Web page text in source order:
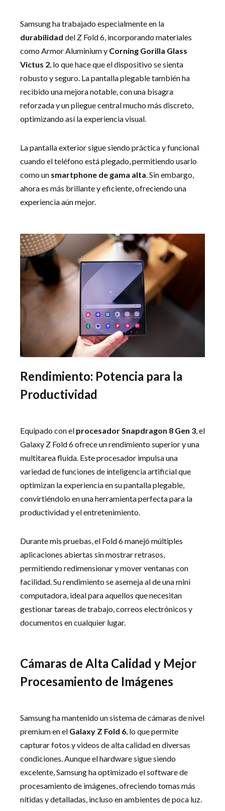
Samsung ha trabajado especialmente en la
durabilidad del Z Fold 6, incorporando materiales
como Armor Aluminium y Corning Gorilla Glass
Victus 2, lo que hace que el dispositivo se sienta
robusto y seguro. La pantalla plegable también ha
recibido una mejora notable, con una bisagra
reforzada y un pliegue central mucho más discreto,
optimizando así la experiencia visual.
La pantalla exterior sigue siendo práctica y funcional
cuando el teléfono está plegado, permitiendo usarlo
como un smartphone de gama alta. Sin embargo,
ahora es más brillante y eficiente, ofreciendo una
experiencia aún mejor.
Rendimiento: Potencia para la
Productividad
Equipado con el procesador Snapdragon 8 Gen 3, el
Galaxy Z Fold 6 ofrece un rendimiento superior y una
multitarea fluida. Este procesador impulsa una
variedad de funciones de inteligencia artificial que
optimizan la experiencia en su pantalla plegable,
convirtiéndolo en una herramienta perfecta para la
productividad y el entretenimiento.
Durante mis pruebas, el Fold 6 manejó múltiples
aplicaciones abiertas sin mostrar retrasos,
permitiendo redimensionar y mover ventanas con
facilidad. Su rendimiento se asemeja al de una mini
computadora, ideal para aquellos que necesitan
gestionar tareas de trabajo, correos electrónicos y
documentos en cualquier lugar.
Cámaras de Alta Calidad y Mejor
Procesamiento de Imágenes
Samsung ha mantenido un sistema de cámaras de nivel
premium en el Galaxy Z Fold 6, lo que permite
capturar fotos y videos de alta calidad en diversas
condiciones. Aunque el hardware sigue siendo
excelente, Samsung ha optimizado el software de
procesamiento de imágenes, ofreciendo tomas más
nítidas y detalladas, incluso en ambientes de poca luz.